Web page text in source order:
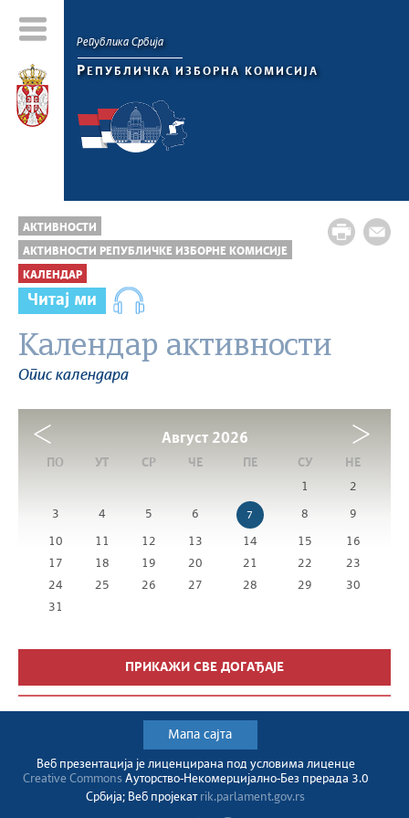
Република Србија
Р ЕПУБЛИЧКА ИЗБОРНА КОМИСИЈА
АКТИВНОСТИ
АКТИВНОСТИ РЕПУБЛИЧКЕ ИЗБОРНЕ КОМИСИЈЕ
КАЛЕНДАР
Читај ми
Календар активности
Опис календара
Август 2026
ПО УТ СР ЧЕ ПЕ СУ
НЕ
1
2
3 4 5 6 7 8 9
10 11 12 13 14 15
16
17
18 19 20 21 22
23
24
25 26 27 28 29
30
31
ПРИКАЖИ СВЕ ДОГАЂАЈЕ
Мапа сајта
Веб презентација jе лиценциранa под условима лиценце
Creative CommonsАуторство-Некомерцијално-Без прерада 3.0
Србија; Веб пројекат rik.parlament.gov.rs